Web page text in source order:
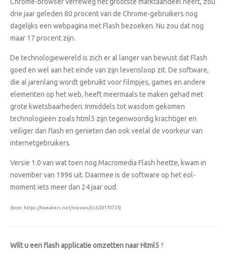
drie jaar geleden 80 procent van de Chrome-gebruikers nog
dagelijks een webpagina met Flash bezoeken. Nu zou dat nog
maar 17 procent zijn.
De technologiewereld is zich er al langer van bewust dat Flash
goed en wel aan het einde van zijn levensloop zit. De software,
die al jarenlang wordt gebruikt voor filmpjes, games en andere
elementen op het web, heeft meermaals te maken gehad met
grote kwetsbaarheden. Inmiddels tot wasdom gekomen
technologieën zoals html5 zijn tegenwoordig krachtiger en
veiliger dan flash en genieten dan ook veelal de voorkeur van
internetgebruikers.
Versie 1.0 van wat toen nog Macromedia Flash heette, kwam in
november van 1996 uit. Daarmee is de software op het eol-
moment iets meer dan 24 jaar oud.
(bron: https://tweakers.net/nieuws/list/20170725)
Wilt u een flash applicatie omzetten naar Html5?